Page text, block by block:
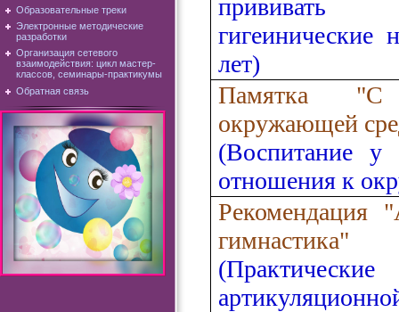
Образовательные треки
Электронные методические
разработки
Организация сетевого
взаимодействия: цикл мастер-
классов, семинары-практикумы
Обратная связь
гигеинические
лет)
Памятка
окружающей
(Воспитание у
отношения к
Рекомендация
гимнастика"